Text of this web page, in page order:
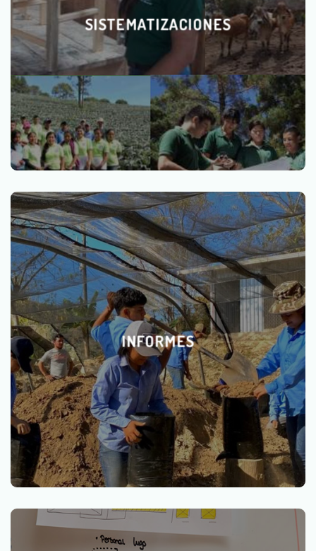
SISTEMATIZACIONES
INFORMES